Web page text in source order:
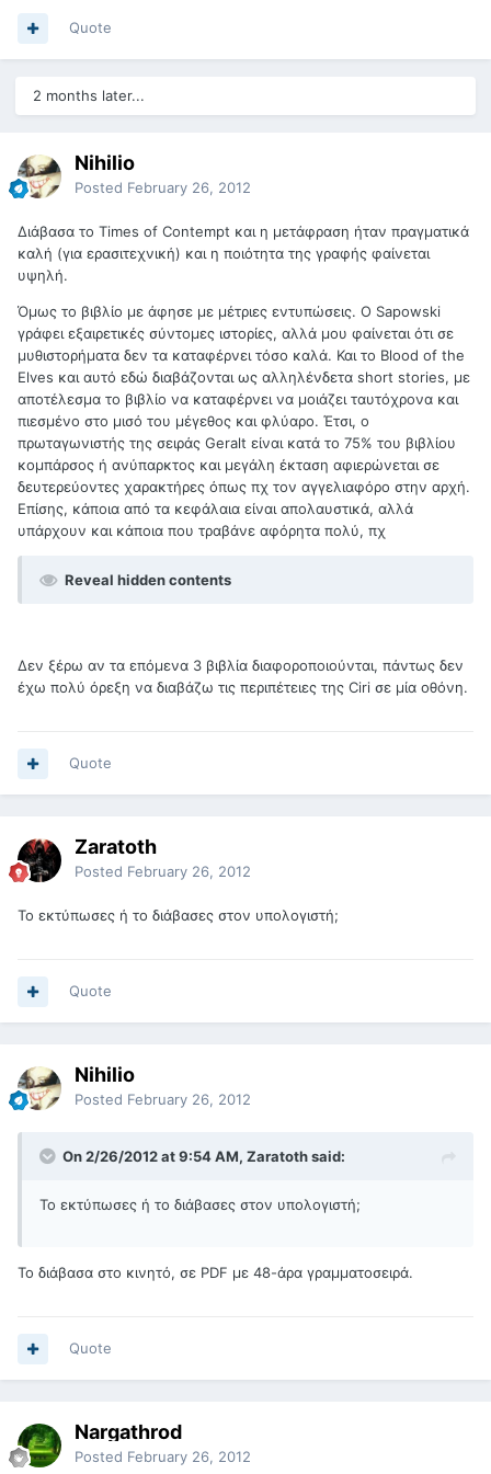
Quote
2 months later...
Nihilio
Posted February 26, 2012
Διάβασα το Times of Contempt και η μετάφραση ήταν πραγματικά
καλή (για ερασιτεχνική) και η ποιότητα της γραφής φαίνεται
υψηλή.
Όμως το βιβλίο με άφησε με μέτριες εντυπώσεις. Ο Sapowski
γράφει εξαιρετικές σύντομες ιστορίες, αλλά μου φαίνεται ότι σε
μυθιστορήματα δεν τα καταφέρνει τόσο καλά. Και το Blood of the
Elves και αυτό εδώ διαβάζονται ως αλληλένδετα short stories, με
αποτέλεσμα το βιβλίο να καταφέρνει να μοιάζει ταυτόχρονα και
πιεσμένο στο μισό του μέγεθος και φλύαρο. Έτσι, ο
πρωταγωνιστής της σειράς Geralt είναι κατά το 75% του βιβλίου
κομπάρσος ή ανύπαρκτος και μεγάλη έκταση αφιερώνεται σε
δευτερεύοντες χαρακτήρες όπως πχ τον αγγελιαφόρο στην αρχή.
Επίσης, κάποια από τα κεφάλαια είναι απολαυστικά, αλλά
υπάρχουν και κάποια που τραβάνε αφόρητα πολύ, πχ
Reveal hidden contents
Δεν ξέρω αν τα επόμενα 3 βιβλία διαφοροποιούνται, πάντως δεν
έχω πολύ όρεξη να διαβάζω τις περιπέτειες της Ciri σε μία οθόνη.
Quote
Zaratoth
Posted February 26, 2012
Το εκτύπωσες ή το διάβασες στον υπολογιστή;
Quote
Nihilio
Posted February 26, 2012
On 2/26/2012 at 9:54 AM, Zaratoth said:
Το εκτύπωσες ή το διάβασες στον υπολογιστή;
Το διάβασα στο κινητό, σε PDF με 48-άρα γραμματοσειρά.
Quote
Nargathrod
Posted February 26, 2012